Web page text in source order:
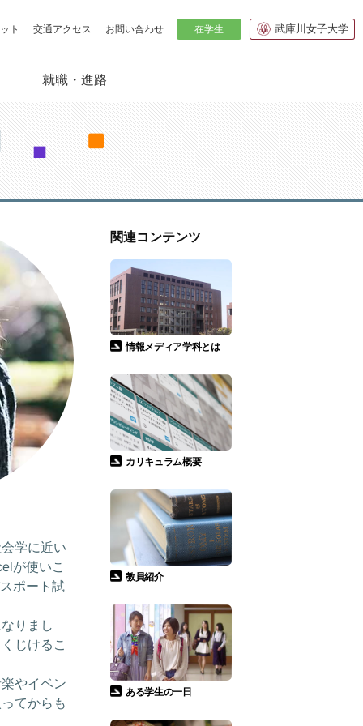
ト 交通アクセス お問い合わせ 在学生 武庫川女子大学
就職・進路
学に近い
が使いこ
ポート試
りまし
じけるこ
やイベン
てからも
関連コンテンツ
情報メディア学科とは
カリキュラム概要
教員紹介
ある学生の一日